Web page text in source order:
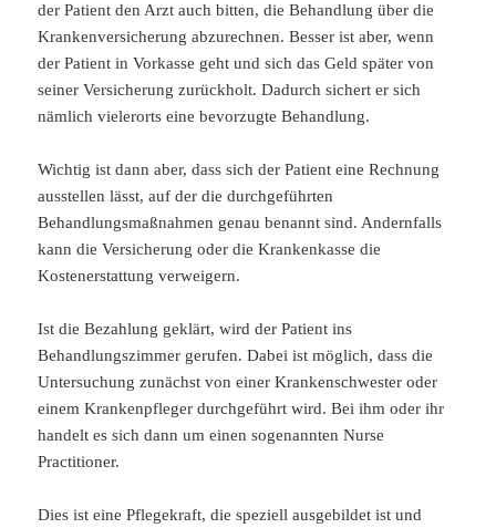
der Patient den Arzt auch bitten, die Behandlung über die
Krankenversicherung abzurechnen. Besser ist aber, wenn
der Patient in Vorkasse geht und sich das Geld später von
seiner Versicherung zurückholt. Dadurch sichert er sich
nämlich vielerorts eine bevorzugte Behandlung.
Wichtig ist dann aber, dass sich der Patient eine Rechnung
ausstellen lässt, auf der die durchgeführten
Behandlungsmaßnahmen genau benannt sind. Andernfalls
kann die Versicherung oder die Krankenkasse die
Kostenerstattung verweigern.
Ist die Bezahlung geklärt, wird der Patient ins
Behandlungszimmer gerufen. Dabei ist möglich, dass die
Untersuchung zunächst von einer Krankenschwester oder
einem Krankenpfleger durchgeführt wird. Bei ihm oder ihr
handelt es sich dann um einen sogenannten Nurse
Practitioner.
Dies ist eine Pflegekraft, die speziell ausgebildet ist und